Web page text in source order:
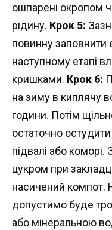
ошпарені окропом
рідину. Крок 5:
повинну заповнити
наступному етапі
кришками. Крок 6:
на зиму в киплячу
години. Потім
остаточно
підвалі або коморі.
цукром при
насичений компот.
допустимо буде
або мінеральною